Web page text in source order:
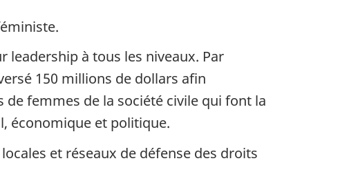
leadership à tous les niveaux. Par
150 millions de dollars afin
femmes de la société civile qui font la
économique et politique.
et réseaux de défense des droits